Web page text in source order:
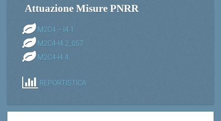
Attuazione Misure PNRR
M2C4 – I4.1
M2C4-I4.2_057
M2C4-I4.4
REPORTISTICA